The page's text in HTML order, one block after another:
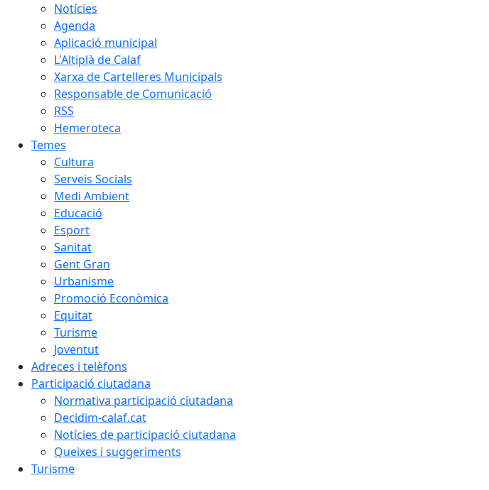
Notícies
Agenda
Aplicació municipal
L'Altiplà de Calaf
Xarxa de Cartelleres Municipals
Responsable de Comunicació
RSS
Hemeroteca
Temes
Cultura
Serveis Socials
Medi Ambient
Educació
Esport
Sanitat
Gent Gran
Urbanisme
Promoció Econòmica
Equitat
Turisme
Joventut
Adreces i telèfons
Participació ciutadana
Normativa participació ciutadana
Decidim-calaf.cat
Notícies de participació ciutadana
Queixes i suggeriments
Turisme